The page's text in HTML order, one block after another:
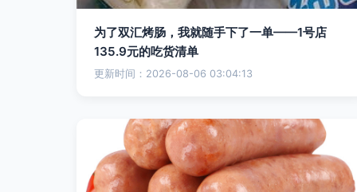
为了双汇烤肠，我就随手下了一单——1号店
135.9元的吃货清单
更新时间：2026-08-06 03:04:13